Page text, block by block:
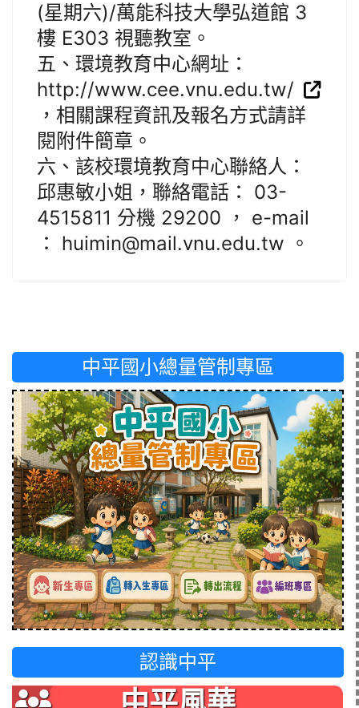
(星期六)/萬能科技大學弘道館 3
樓 E303 視聽教室。
五、環境教育中心網址：
http://www.cee.vnu.edu.tw/
，相關課程資訊及報名方式請詳
閱附件簡章。
六、該校環境教育中心聯絡人：
邱惠敏小姐，聯絡電話： 03-
4515811 分機 29200 ， e-mail
： huimin@mail.vnu.edu.tw 。
中平國小總量管制專區
認識中平